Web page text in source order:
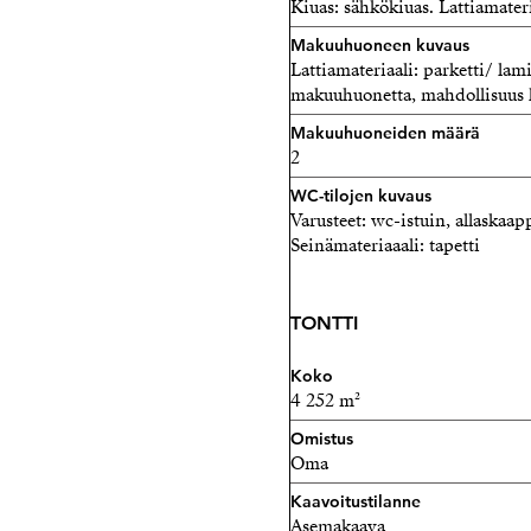
Kiuas: sähkökiuas.
Makuuhuoneen kuvaus
Lattiamateriaali: parketti/
makuuhuonetta, mahdollisuus
Makuuhuoneiden määrä
2
WC-tilojen kuvaus
Varusteet: wc-istuin,
Seinämateriaaali: tapetti
TONTTI
Koko
4 252 m²
Omistus
Oma
Kaavoitustilanne
Asemakaava